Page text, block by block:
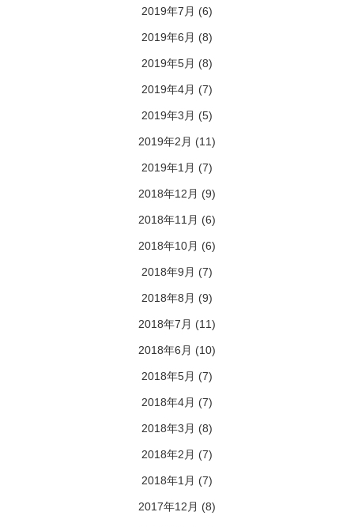
2019年7月 (6)
2019年6月 (8)
2019年5月 (8)
2019年4月 (7)
2019年3月 (5)
2019年2月 (11)
2019年1月 (7)
2018年12月 (9)
2018年11月 (6)
2018年10月 (6)
2018年9月 (7)
2018年8月 (9)
2018年7月 (11)
2018年6月 (10)
2018年5月 (7)
2018年4月 (7)
2018年3月 (8)
2018年2月 (7)
2018年1月 (7)
2017年12月 (8)